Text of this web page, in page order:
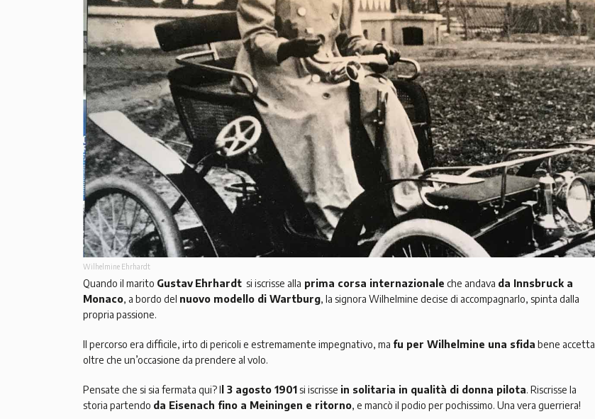
Wilhelmine Ehrhardt
Quando il marito Gustav Ehrhardt si iscrisse alla prima corsa internazionale che andava da Innsbruck a
Monaco, a bordo del nuovo modello di Wartburg, la signora Wilhelmine decise di accompagnarlo, spinta dalla
propria passione.
Il percorso era difficile, irto di pericoli e estremamente impegnativo, ma fu per Wilhelmine una sfida bene accetta
oltre che un’occasione da prendere al volo.
Pensate che si sia fermata qui? I l 3 agosto 1901si iscrisse in solitaria in qualità di donna pilota. Riscrisse la
storia partendo da Eisenach fino a Meiningen e ritorno, e mancò il podio per pochissimo. Una vera guerriera!